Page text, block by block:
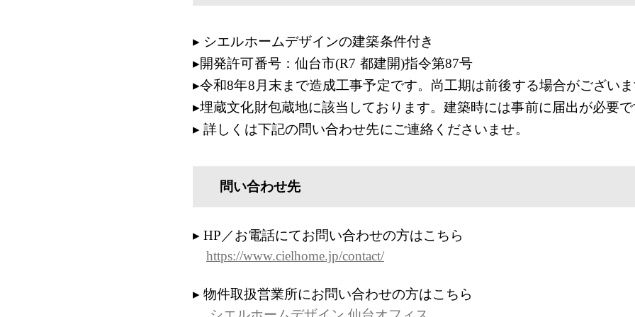
▸ シエルホームデザインの建築条件付き
▸開発許可番号：仙台市(R7 都建開)指令第87号
▸令和8年8月末まで造成工事予定です。尚工期は前後する場合がございま
▸埋蔵文化財包蔵地に該当しております。建築時には事前に届出が必要で
▸ 詳しくは下記の問い合わせ先にご連絡くださいませ。
問い合わせ先
▸ HP／お電話にてお問い合わせの方はこちら
https://www.cielhome.jp/contact/
▸ 物件取扱営業所にお問い合わせの方はこちら